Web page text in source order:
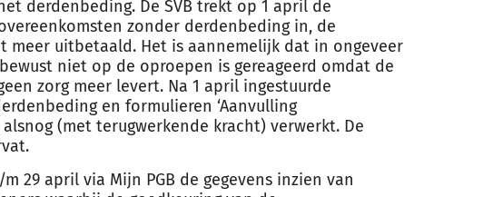
derdenbeding. De SVB trekt op 1 april de
zonder derdenbeding in, de
meer uitbetaald. Het is aannemelijk dat in ongeveer
niet op de oproepen is gereageerd omdat de
zorg meer levert. Na 1 april ingestuurde
en formulieren ‘Aanvulling
(met terugwerkende kracht) verwerkt. De
29 april via Mijn PGB de gegevens inzien van